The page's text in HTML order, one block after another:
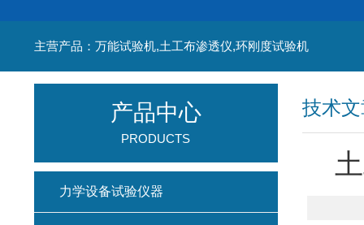
主营产品：万能试验机,土工布渗透仪,环刚度试验机
技术
产品中心
PRODUCTS
力学设备试验仪器